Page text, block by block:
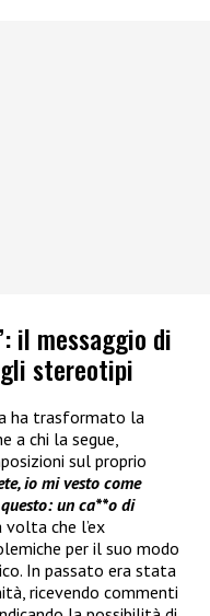
il messaggio di
stereotipi
ha trasformato la
a chi la segue,
sul proprio
io mi vesto come
un ca**o di
volta che l’ex
per il suo modo
In passato era stata
ricevendo commenti